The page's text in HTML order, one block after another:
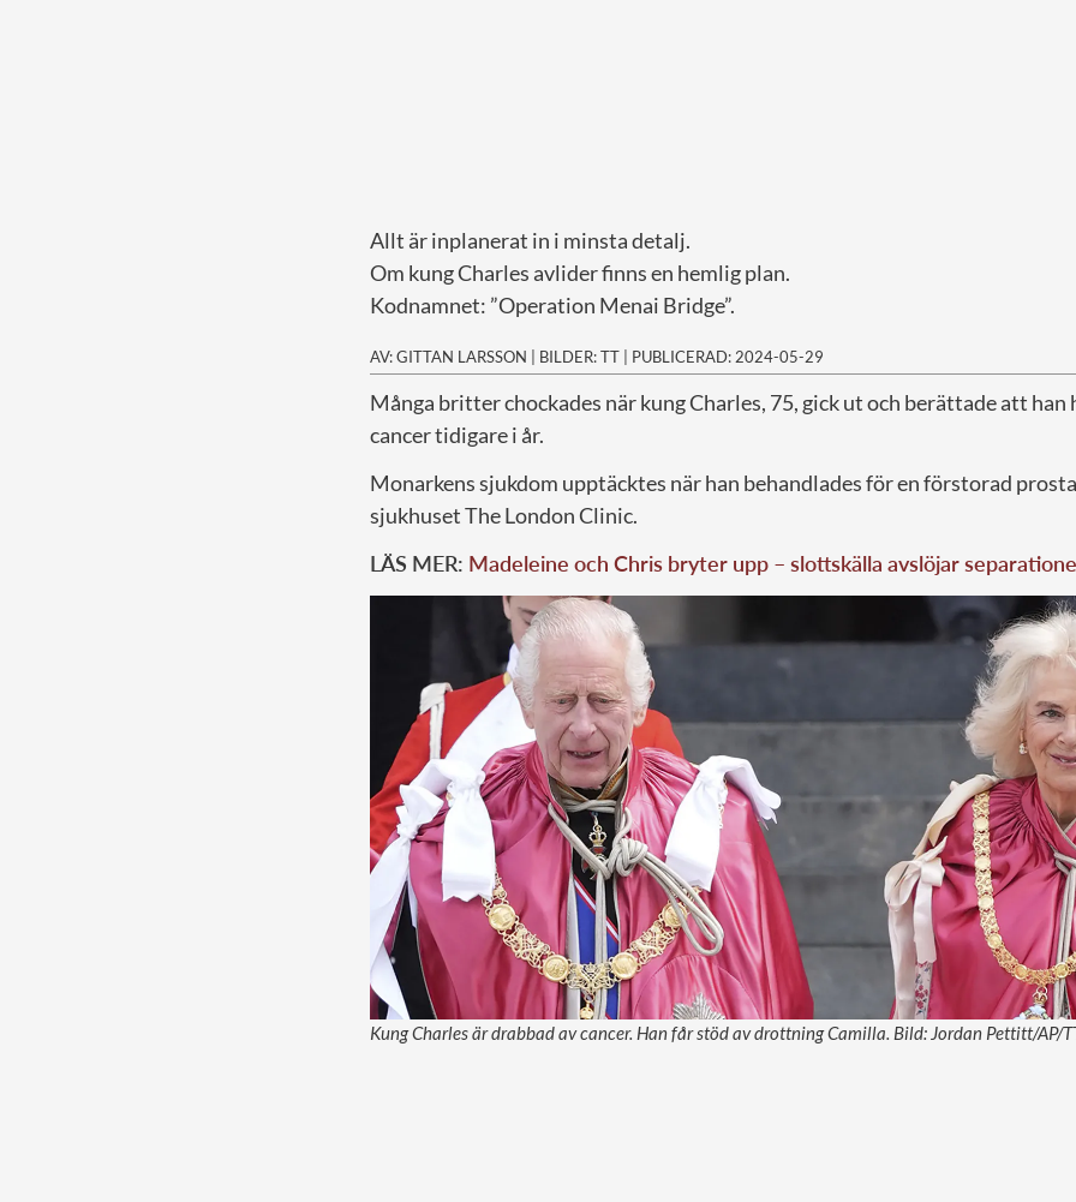
Allt är inplanerat in i minsta detalj.
Om kung Charles avlider finns en hemlig plan.
Kodnamnet: ”Operation Menai Bridge”.
AV: GITTAN LARSSON | BILDER: TT | PUBLICERAD: 2024-05-29
Många britter chockades när kung Charles, 75, gick ut och berättade att han
cancer tidigare i år.
Monarkens sjukdom upptäcktes när han behandlades för en förstorad
sjukhuset The London Clinic.
LÄS MER: Madeleine och Chris bryter upp – slottskälla avslöjar
Kung Charles är drabbad av cancer. Han får stöd av drottning Camilla. Bild: Jordan Pettitt/AP/